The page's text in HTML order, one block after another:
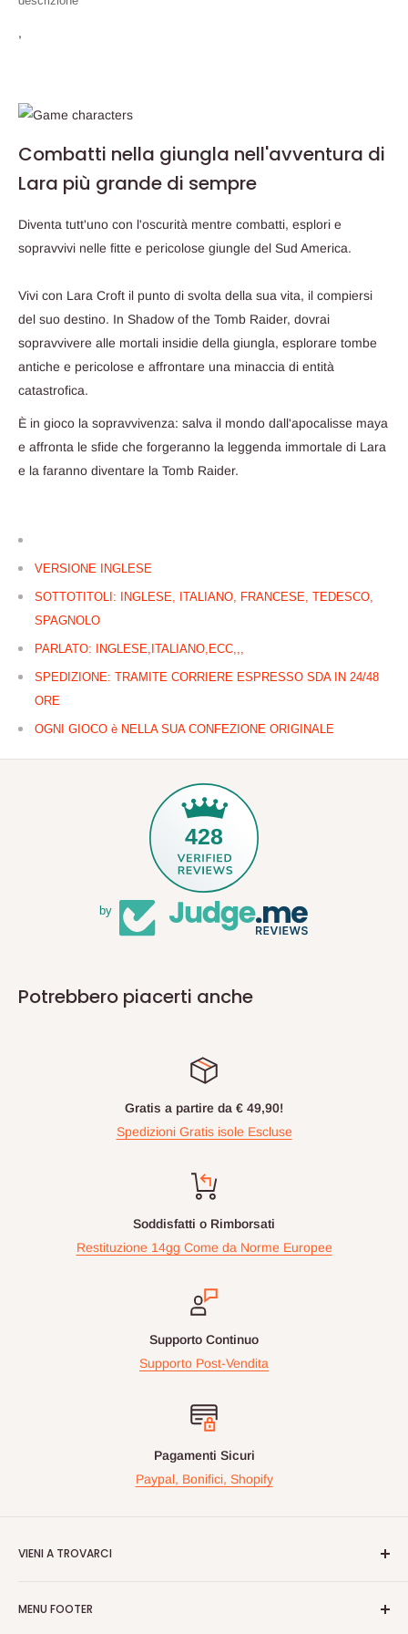
,
Combatti nella giungla nell'avventura di
Lara più grande di sempre
Diventa tutt'uno con l'oscurità mentre combatti, esplori e
sopravvivi nelle fitte e pericolose giungle del Sud America.
Vivi con Lara Croft il punto di svolta della sua vita, il compiersi
del suo destino. In Shadow of the Tomb Raider, dovrai
sopravvivere alle mortali insidie della giungla, esplorare tombe
antiche e pericolose e affrontare una minaccia di entità
catastrofica.
È in gioco la sopravvivenza: salva il mondo dall'apocalisse maya
e affronta le sfide che forgeranno la leggenda immortale di Lara
e la faranno diventare la Tomb Raider.
VERSIONE INGLESE
SOTTOTITOLI: INGLESE, ITALIANO, FRANCESE, TEDESCO,
SPAGNOLO
PARLATO: INGLESE,ITALIANO,ECC,,,
SPEDIZIONE: TRAMITE CORRIERE ESPRESSO SDA IN 24/48
ORE
OGNI GIOCO è NELLA SUA CONFEZIONE ORIGINALE
428
by
Potrebbero piacerti anche
Gratis a partire da € 49,90!
Spedizioni Gratis isole Escluse
Soddisfatti o Rimborsati
Restituzione 14gg Come da Norme Europee
Supporto Continuo
Supporto Post-Vendita
Pagamenti Sicuri
Paypal, Bonifici, Shopify
VIENI A TROVARCI
Nelle maggiori fiere Geek/Fumetti/Videogiochi, Italiane ed
MENU FOOTER